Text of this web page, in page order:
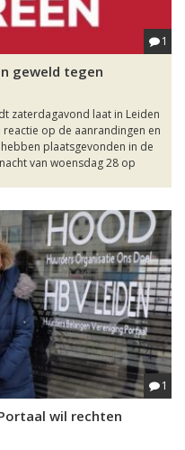
1
geweld tegen
zaterdagavond laat in Leiden
op de aanrandingen en
plaatsgevonden in de
van woensdag 28 op
1
wil rechten